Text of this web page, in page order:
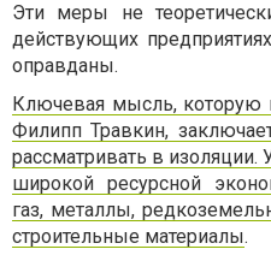
Эти меры не
действующих
оправданы.
Ключевая мысль, которую
Филипп Травкин,
рассматривать в изоляции.
широкой ресурсной
газ, металлы,
строительные материалы.